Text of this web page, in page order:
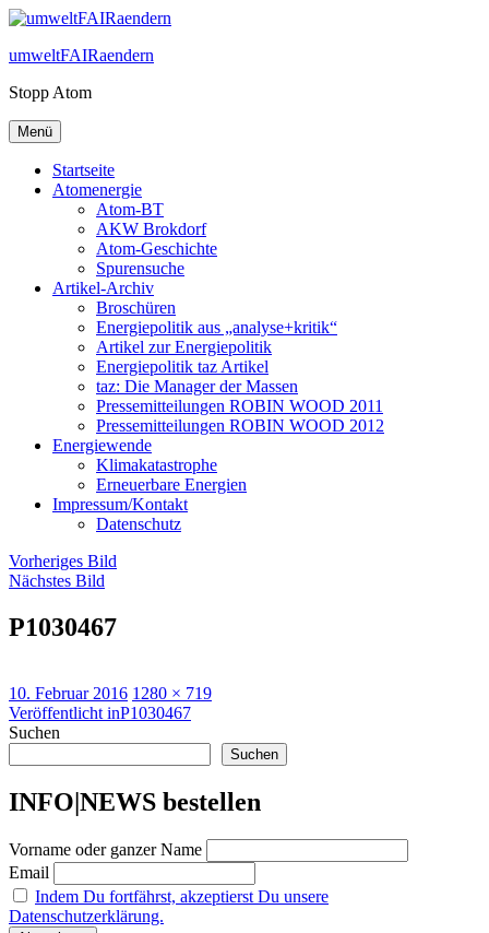
Zum
springen
umweltFAIRaendern
Stopp Atom
Menü
Startseite
Atomenergie
Atom-BT
AKW Brokdorf
Atom-Geschichte
Spurensuche
Artikel-Archiv
Broschüren
Energiepolitik aus „analyse+kritik“
Artikel zur Energiepolitik
Energiepolitik taz Artikel
taz: Die Manager der Massen
Pressemitteilungen ROBIN WOOD 2011
Pressemitteilungen ROBIN WOOD 2012
Energiewende
Klimakatastrophe
Erneuerbare Energien
Impressum/Kontakt
Datenschutz
Vorheriges Bild
Nächstes Bild
P1030467
Veröffentlicht
am
10. Februar 2016 Originalgröße
1280 × 719
Beitragsnavigation
Veröffentlicht inP1030467
Suchen
Suchen
INFO|NEWS bestellen
Vorname oder ganzer Name
Email
Indem Du fortfährst, akzeptierst Du unsere
Datenschutzerklärung.